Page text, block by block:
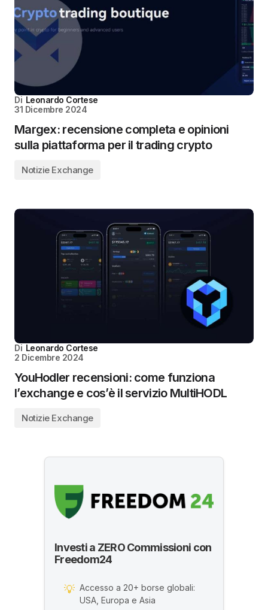
Di Leonardo Cortese
31 Dicembre 2024
Margex: recensione completa e opinioni
sulla piattaforma per il trading crypto
Notizie Exchange
Di Leonardo Cortese
2 Dicembre 2024
YouHodler recensioni: come funziona
l’exchange e cos’è il servizio MultiHODL
Notizie Exchange
Investi a ZERO Commissioni con
Freedom24
💡 Accesso a 20+ borse globali:
USA, Europa e Asia